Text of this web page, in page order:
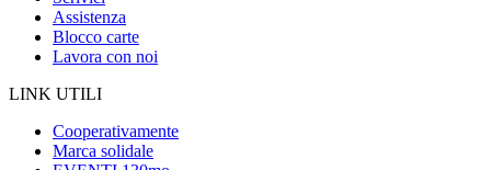
Assistenza
Blocco carte
Lavora con noi
LINK UTILI
Cooperativamente
Marca solidale